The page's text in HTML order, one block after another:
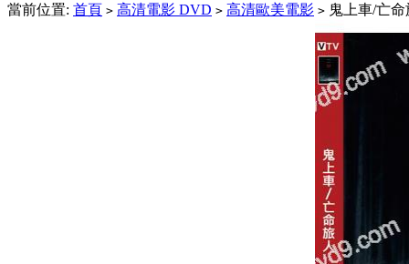
當前位置: 首頁 > 高清電影 DVD > 高清歐美電影 > 鬼上車/亡